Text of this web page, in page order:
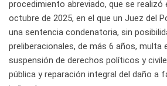
procedimiento abreviado, que se realizó
octubre de 2025, en el que un Juez del
una sentencia condenatoria, sin
preliberacionales, de más 6 años, multa
suspensión de derechos políticos y
pública y reparación integral del daño a